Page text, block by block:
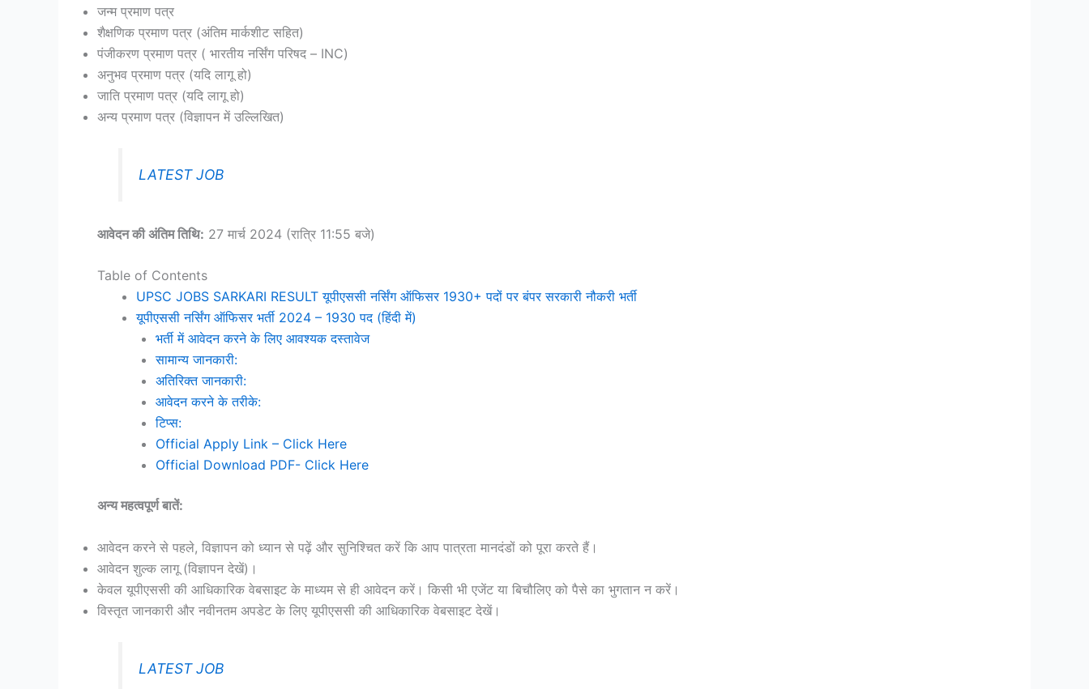
जन्म प्रमाण पत्र
शैक्षणिक प्रमाण पत्र (अंतिम मार्कशीट सहित)
पंजीकरण प्रमाण पत्र ( भारतीय नर्सिंग परिषद – INC)
अनुभव प्रमाण पत्र (यदि लागू हो)
जाति प्रमाण पत्र (यदि लागू हो)
अन्य प्रमाण पत्र (विज्ञापन में उल्लिखित)
LATEST JOB
आवेदन की अंतिम तिथि: 27 मार्च 2024 (रात्रि 11:55 बजे)
Table of Contents
UPSC JOBS SARKARI RESULT यूपीएससी नर्सिंग ऑफिसर 1930+ पदों पर बंपर सरकारी नौकरी भर्ती
यूपीएससी नर्सिंग ऑफिसर भर्ती 2024 – 1930 पद (हिंदी में)
भर्ती में आवेदन करने के लिए आवश्यक दस्तावेज
सामान्य जानकारी:
अतिरिक्त जानकारी:
आवेदन करने के तरीके:
टिप्स:
Official Apply Link – Click Here
Official Download PDF- Click Here
अन्य महत्वपूर्ण बातें:
आवेदन करने से पहले, विज्ञापन को ध्यान से पढ़ें और सुनिश्चित करें कि आप पात्रता मानदंडों को पूरा करते हैं।
आवेदन शुल्क लागू (विज्ञापन देखें)।
केवल यूपीएससी की आधिकारिक वेबसाइट के माध्यम से ही आवेदन करें। किसी भी एजेंट या बिचौलिए को पैसे का भुगतान न करें।
विस्तृत जानकारी और नवीनतम अपडेट के लिए यूपीएससी की आधिकारिक वेबसाइट देखें।
LATEST JOB